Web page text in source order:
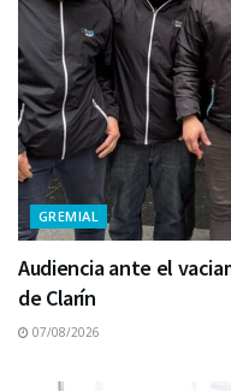
GREMIAL
Audiencia ante el
de Clarín
07/08/2026